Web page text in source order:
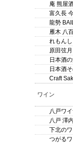
庵 熊屋
富久長
龍勢
雁木 八
れもん
原田弦
日本酒
日本酒
Craft
ワイン
八戸ワ
八戸 澤
下北の
つがる